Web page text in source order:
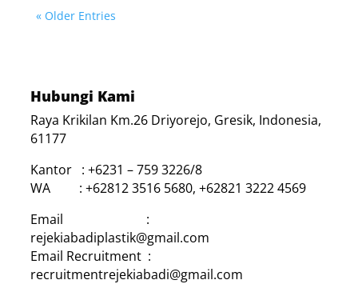
« Older Entries
Hubungi Kami
Raya Krikilan Km.26 Driyorejo, Gresik, Indonesia,
61177
Kantor : +6231 – 759 3226/8
WA : +62812 3516 5680, +62821 3222 4569
Email :
rejekiabadiplastik@gmail.com
Email Recruitment :
recruitmentrejekiabadi@gmail.com